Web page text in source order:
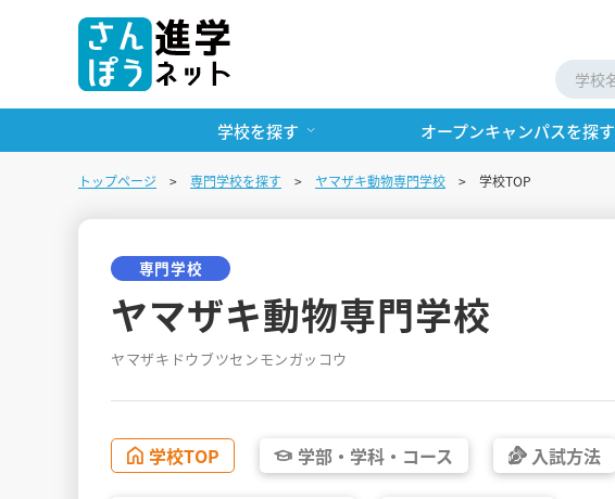
学校を探す オープンキャンパスを探す
トップページ 専門学校を探す ヤマザキ動物専門学校 学校TOP
専門学校
ヤマザキ動物専門学校
ヤマザキドウブツセンモンガッコウ
学校TOP 学部・ 学科・ コース 入試方法